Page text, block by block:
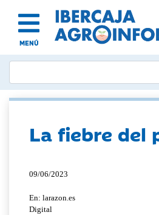
MENÚ
La fiebre del
09/06/2023
En: larazon.es
Digital